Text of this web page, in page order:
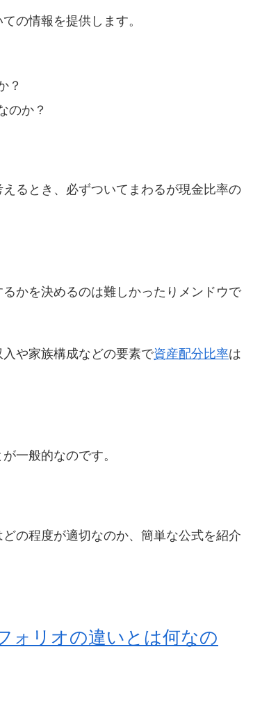
の情報を提供します。
？
のか？
えるとき、必ずついてまわるが現金比率の
かを決めるのは難しかったりメンドウで
や家族構成などの要素で資産配分比率は
一般的なのです。
の程度が適切なのか、簡単な公式を紹介
ォリオの違いとは何なの